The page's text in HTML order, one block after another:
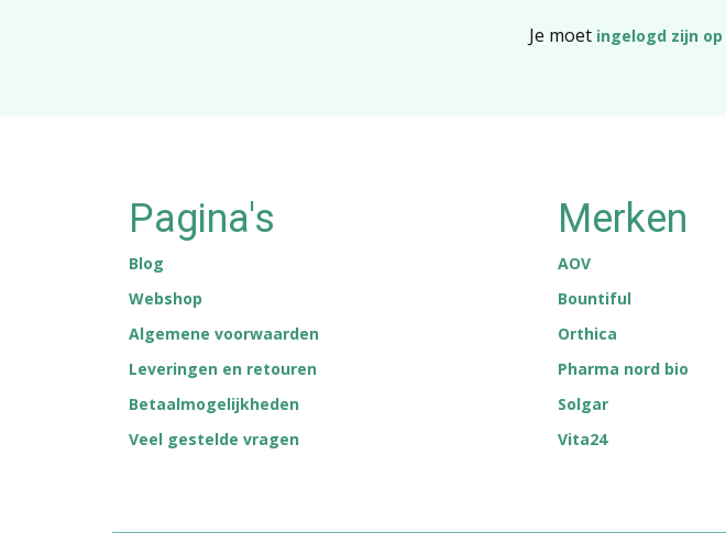
Je moet ingelogd zijn op
Pagina's
Blog
Webshop
Algemene voorwaarden
Leveringen en retouren
Betaalmogelijkheden
Veel gestelde vragen
Merken
AOV
Bountiful
Orthica
Pharma nord bio
Solgar
Vita24